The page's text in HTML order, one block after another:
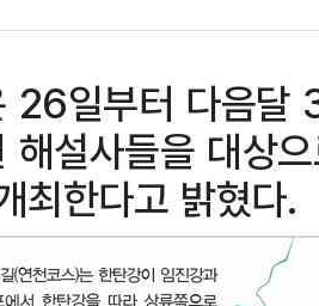
26일부터 다음달
설사들을 대상
최한다고 밝혔다.